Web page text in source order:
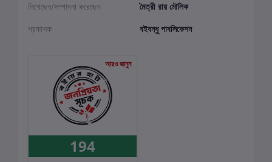
লিখেছেন/সম্পাদনা করেছেন
মৈত্রী রায় মৌলিক
প্রকাশক
বইবন্ধু পাবলিকেশন
আরও জানুন
194